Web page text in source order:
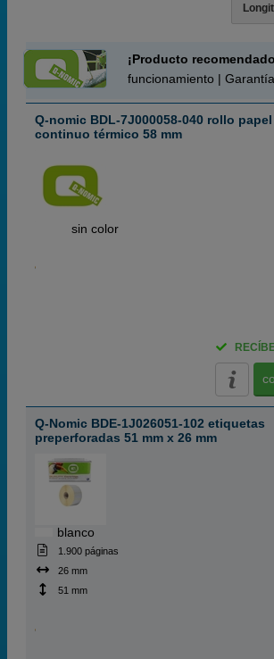
¡Producto
funcionamiento |
Q-nomic BDL-7J000058-040 rollo papel
continuo térmico 58 mm
sin color
Q-Nomic BDE-1J026051-102 etiquetas
preperforadas 51 mm x 26 mm
blanco
1.900 páginas
26 mm
51 mm